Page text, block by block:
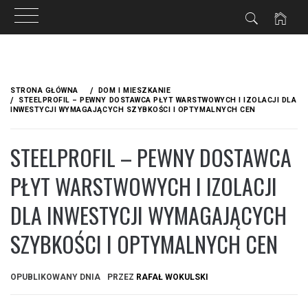
treściSTRONA GŁÓWNA
DOM I MIESZKANIE
STEELPROFIL – PEWNY DOSTAWCA PŁYT WARSTWOWYCH I IZOLACJI DLA
INWESTYCJI WYMAGAJĄCYCH SZYBKOŚCI I OPTYMALNYCH CEN
STEELPROFIL – PEWNY DOSTAWCA
PŁYT WARSTWOWYCH I IZOLACJI
DLA INWESTYCJI WYMAGAJĄCYCH
SZYBKOŚCI I OPTYMALNYCH CEN
OPUBLIKOWANY DNIA PRZEZ RAFAŁ WOKULSKI